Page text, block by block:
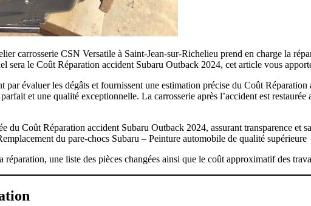
carrosserie CSN Versatile à Saint-Jean-sur-Richelieu prend en charge la
sera le Coût Réparation accident Subaru Outback 2024, cet article vous
par évaluer les dégâts et fournissent une estimation précise du Coût
et une qualité exceptionnelle. La carrosserie après l’accident est
du Coût Réparation accident Subaru Outback 2024, assurant transparence et
du pare-chocs Subaru – Peinture automobile de qualité supérieure
réparation, une liste des pièces changées ainsi que le coût approximatif des